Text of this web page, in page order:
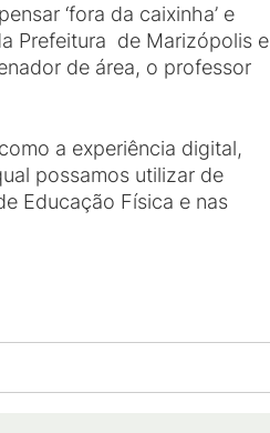
‘fora da caixinha’ e
Prefeitura de Marizópolis e
de área, o professor
a experiência digital,
possamos utilizar de
Educação Física e nas